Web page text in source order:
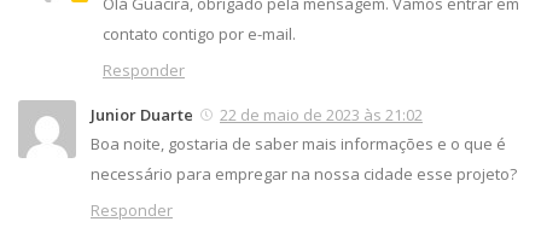
contato contigo por e-mail.
Responder
Junior Duarte
22 de maio de 2023 às 21:02
Boa noite, gostaria de saber mais informações e o que é
necessário para empregar na nossa cidade esse projeto?
Responder